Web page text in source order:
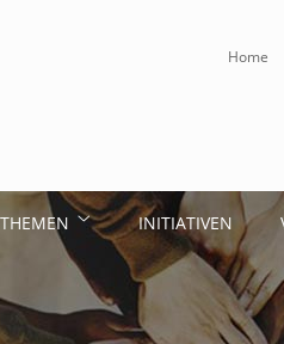
Home
THEMEN INITIATIVEN